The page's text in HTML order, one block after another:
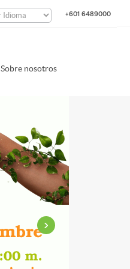
+601 6489000
Sobre nosotros